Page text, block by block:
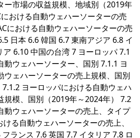
ー市場の収益規模、地域別（2019年
おける自動ウェハーソーターの売
における自動ウェハーソーターの売
日本 6.6 韓国 6.7 東南アジア 6.8 イ
6.10 中国の台湾 7 ヨーロッパ 7.1
動ウェハーソーター、国別 7.1.1 ヨ
ウェハーソーターの売上規模、国別
7.1.2 ヨーロッパにおける自動ウェハ
規模、国別（2019年～2024年） 7.2
動ウェハーソーターの売上、タイプ
る自動ウェハーソーターの売上、
ランス 7.6 英国 7.7 イタリア 7.8 ロ